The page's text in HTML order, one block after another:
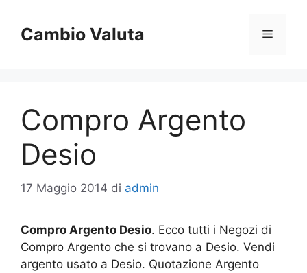
contenuto
Cambio Valuta Menu
Compro Argento
Desio
17 Maggio 2014 di admin
Compro Argento Desio. Ecco tutti i Negozi di
Compro Argento che si trovano a Desio. Vendi
argento usato a Desio. Quotazione Argento